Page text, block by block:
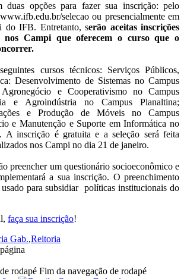
duas opções para fazer sua inscrição: pelo
selecao ou presencialmente em
do IFB. Entretanto, serão aceitas inscrições
nos Campi que oferecem o curso que o
cursos técnicos: Serviços Públicos,
Desenvolvimento de Sistemas no Campus
e Cooperativismo no Campus
e Agroindústria no Campus Planaltina;
e Produção de Móveis no Campus
e Manutenção e Suporte em Informática no
A inscrição é gratuita e a seleção será feita
nos Campi no dia 21 de janeiro.
preencher um questionário socioeconômico e
a sua inscrição. O preenchimento
para subsidiar políticas institucionais do
faça sua inscrição!
Gab.,Reitoria
rodapé Fim da navegação de rodapé